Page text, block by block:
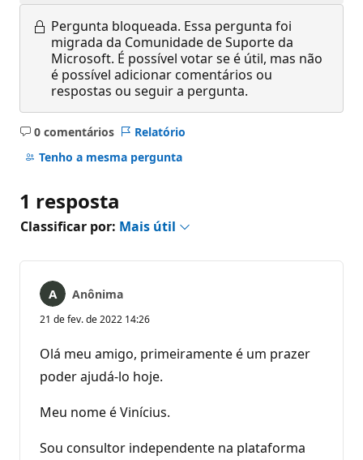
Pergunta bloqueada. Essa pergunta foi
migrada da Comunidade de Suporte da
Microsoft. É possível votar se é útil, mas não
é possível adicionar comentários ou
respostas ou seguir a pergunta.
0 comentários
Sem
comentários
Relatório
Tenho a mesma pergunta
1 resposta
Classificar por: Mais útil
Anônima
21 de fev. de 2022 14:26
Olá meu amigo, primeiramente é um prazer
poder ajudá-lo hoje.
Meu nome é Vinícius.
Sou consultor independente na plataforma